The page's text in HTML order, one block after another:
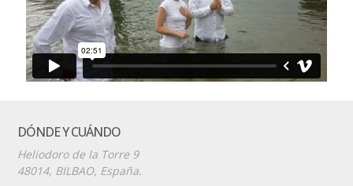
DÓNDE Y CUÁNDO
Heliodoro de la Torre 9
48014, BILBAO, España.